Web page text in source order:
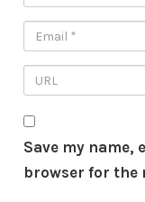
Save my
browser for the